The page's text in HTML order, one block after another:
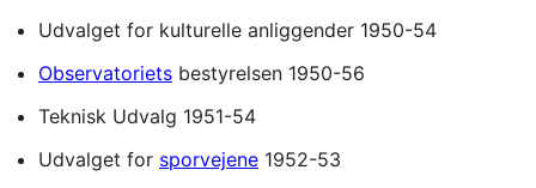
Udvalget for kulturelle anliggender 1950-54
Observatoriets bestyrelsen 1950-56
Teknisk Udvalg 1951-54
Udvalget for sporvejene 1952-53